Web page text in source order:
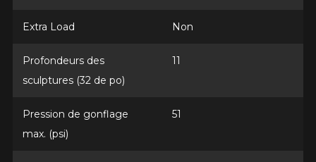
Extra Load Non
Profondeurs des
sculptures (32 de po)
11
Pression de gonflage
max. (psi)
51
Option
KM parcourus